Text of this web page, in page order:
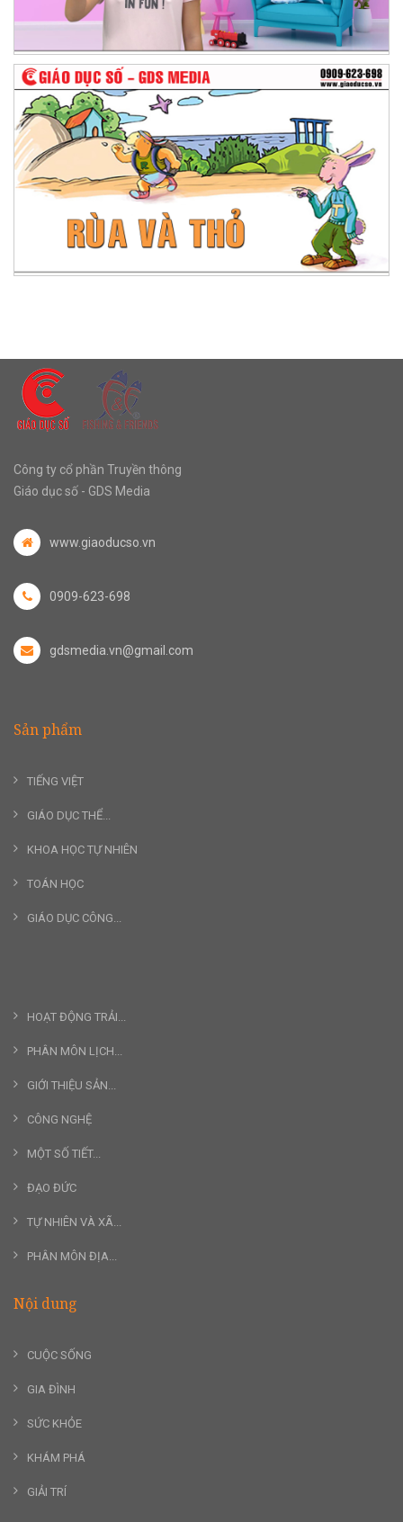
Công ty cổ phần Truyền thông
Giáo dục số - GDS Media
www.giaoducso.vn
0909-623-698
gdsmedia.vn@gmail.com
Sản phẩm
TIẾNG VIỆT
GIÁO DỤC THỂ...
KHOA HỌC TỰ NHIÊN
TOÁN HỌC
GIÁO DỤC CÔNG...
HOẠT ĐỘNG TRẢI...
PHÂN MÔN LỊCH...
GIỚI THIỆU SẢN...
CÔNG NGHỆ
MỘT SỐ TIẾT...
ĐẠO ĐỨC
TỰ NHIÊN VÀ XÃ...
PHÂN MÔN ĐỊA...
Nội dung
CUỘC SỐNG
GIA ĐÌNH
SỨC KHỎE
KHÁM PHÁ
GIẢI TRÍ